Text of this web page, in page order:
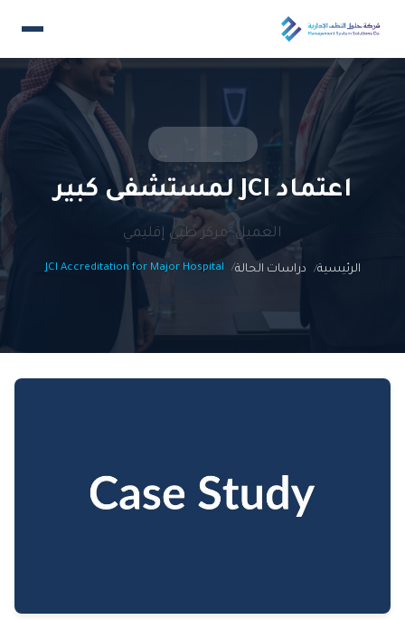
اعتماد JCI لمستشفى كبير
العميل: مركز طبي إقليمي
الرئيسية دراسات الحالة JCI Accreditation for Major Hospital